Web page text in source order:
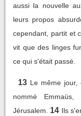
aussi la nouvelle
leurs propos
cependant, partit et
vit que des linges
ce qui s'était passé.
13 Le même jour,
nommé
Jérusalem.
14 Ils